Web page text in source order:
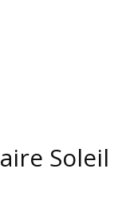
Soleil